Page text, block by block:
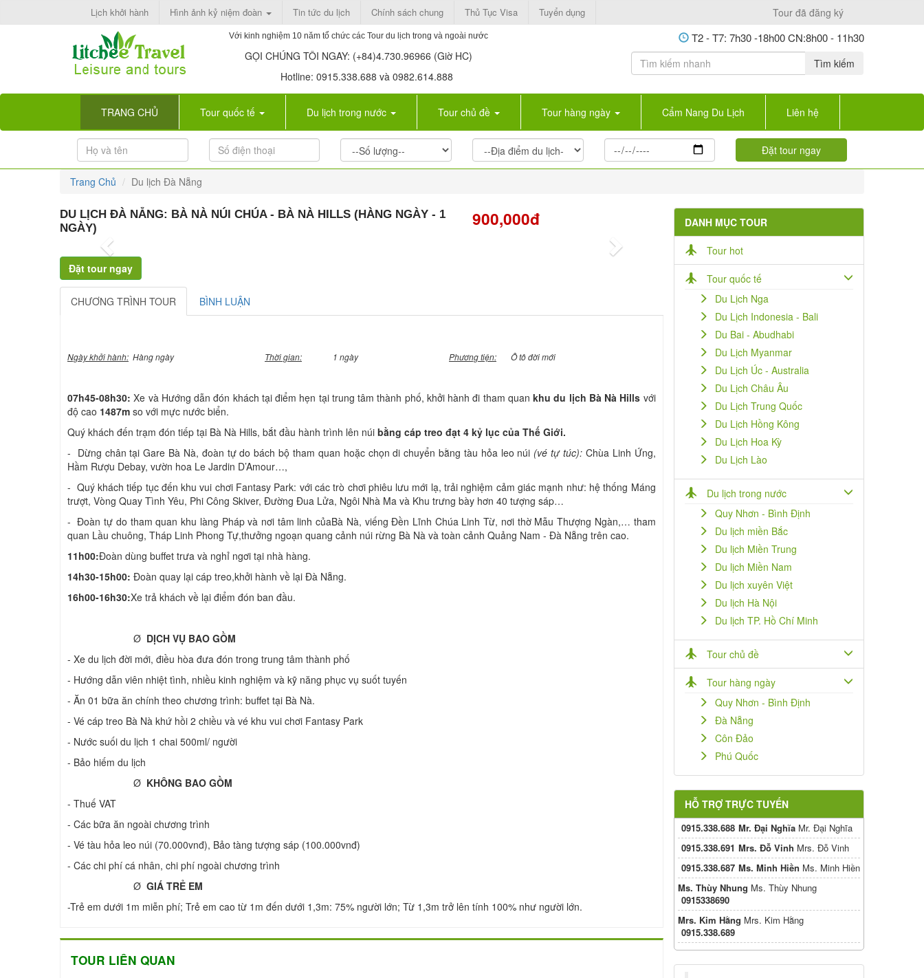
Lịch khởi hành Hình ảnh kỷ niệm đoàn Tin tức du lịch Chính sách chung Thủ Tục Visa Tuyển dụng Tour đã đăng ký
Với kinh nghiệm 10 năm tổ chức các Tour du lịch trong và ngoài nước
GỌI CHÚNG TÔI NGAY: (+84)4.730.96966 (Giờ HC)
Hotline: 0915.338.688 và 0982.614.888
T2 - T7: 7h30 -18h00 CN:8h00 - 11h30
Tìm kiếm
TRANG CHỦ Tour quốc tế Du lịch trong nước Tour chủ đề Tour hàng ngày Cẩm Nang Du Lịch Liên hệ
Trang Chủ Du lịch Đà Nẵng
DU LỊCH ĐÀ NẴNG: BÀ NÀ NÚI CHÚA - BÀ NÀ HILLS (HÀNG NGÀY - 1
NGÀY)
900,000đ
Previous Next
CHƯƠNG TRÌNH TOUR BÌNH LUẬN
Ngày khởi hành: Hàng ngày Thời gian: 1 ngày Phương tiện: Ô tô đời mới
07h45-08h30: Xe và Hướng dẫn đón khách tại điểm hẹn tại trung tâm thành phố, khởi hành đi tham quan khu du lịch Bà Nà Hills với
độ cao 1487m so với mực nước biển.
Quý khách đến trạm đón tiếp tại Bà Nà Hills, bắt đầu hành trình lên núi bằng cáp treo đạt 4 kỷ lục của Thế Giới.
- Dừng chân tại Gare Bà Nà, đoàn tự do bách bộ tham quan hoặc chọn di chuyển bằng tàu hỏa leo núi (vé tự túc):Chùa Linh Ứng,
Hầm Rượu Debay, vườn hoa Le Jardin D’Amour…,
- Quý khách tiếp tục đến khu vui chơi Fantasy Park: với các trò chơi phiêu lưu mới lạ, trải nghiệm cảm giác mạnh như: hệ thống Máng
trượt, Vòng Quay Tình Yêu, Phi Công Skiver, Đường Đua Lửa, Ngôi Nhà Ma và Khu trưng bày hơn 40 tượng sáp…
- Đoàn tự do tham quan khu làng Pháp và nơi tâm linh củaBà Nà, viếng Đền Lĩnh Chúa Linh Từ, nơi thờ Mẫu Thượng Ngàn,… tham
quan Lầu chuông, Tháp Linh Phong Tự,thưởng ngoạn quang cảnh núi rừng Bà Nà và toàn cảnh Quảng Nam - Đà Nẵng trên cao.
11h00:Đoàn dùng buffet trưa và nghỉ ngơi tại nhà hàng.
14h30-15h00: Đoàn quay lại cáp treo,khởi hành về lại Đà Nẵng.
16h00-16h30:Xe trả khách về lại điểm đón ban đầu.
Ø DỊCH VỤ BAO GỒM
- Xe du lịch đời mới, điều hòa đưa đón trong trung tâm thành phố
- Hướng dẫn viên nhiệt tình, nhiều kinh nghiệm và kỹ năng phục vụ suốt tuyến
- Ăn 01 bữa ăn chính theo chương trình: buffet tại Bà Nà.
- Vé cáp treo Bà Nà khứ hồi 2 chiều và vé khu vui chơi Fantasy Park
- Nước suối du lịch 1 chai 500ml/ người
- Bảo hiếm du lịch
Ø KHÔNG BAO GỒM
- Thuế VAT
- Các bữa ăn ngoài chương trình
- Vé tàu hỏa leo núi (70.000vnđ), Bảo tàng tượng sáp (100.000vnđ)
- Các chi phí cá nhân, chi phí ngoài chương trình
Ø GIÁ TRẺ EM
-Trẻ em dưới 1m miễn phí; Trẻ em cao từ 1m đến dưới 1,3m: 75% người lớn; Từ 1,3m trở lên tính 100% như người lớn.
TOUR LIÊN QUAN
DANH MỤC TOUR
Tour hot
Tour quốc tế
Du Lịch Nga
Du Lịch Indonesia - Bali
Du Bai - Abudhabi
Du Lịch Myanmar
Du Lịch Úc - Australia
Du Lịch Châu Âu
Du Lịch Trung Quốc
Du Lịch Hồng Kông
Du Lịch Hoa Kỳ
Du Lịch Lào
Du lịch trong nước
Quy Nhơn - Bình Định
Du lịch miền Bắc
Du lịch Miền Trung
Du lịch Miền Nam
Du lịch xuyên Việt
Du lịch Hà Nội
Du lịch TP. Hồ Chí Minh
Tour chủ đề
Tour hàng ngày
Quy Nhơn - Bình Định
Đà Nẵng
Côn Đảo
Phú Quốc
HỖ TRỢ TRỰC TUYẾN
Mr. Đại NghĩaMr. Đại Nghĩa
0915.338.688
Mrs. Đỗ Vinh Mrs. Đỗ Vinh
0915.338.691
Ms. Minh Hiền Ms. Minh Hiền
0915.338.687
Ms. Thùy Nhung Ms. Thùy Nhung
0915338690
Mrs. Kim Hằng Mrs. Kim Hằng
0915.338.689